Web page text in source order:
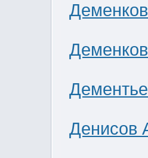
Денисов